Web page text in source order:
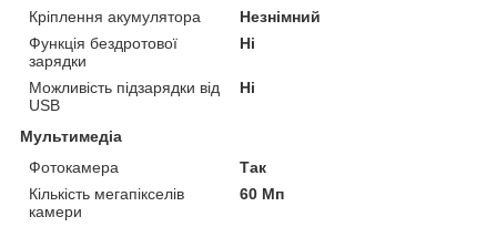
Кріплення акумулятора
Незнімний
Функція бездротової
зарядки
Ні
Можливість підзарядки від
USB
Ні
Мультимедіа
Фотокамера
Так
Кількість мегапікселів
камери
60 Мп